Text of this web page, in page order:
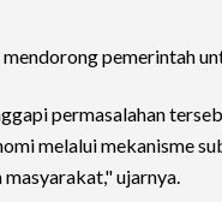
pemerintah
permasalahan
melalui mekanisme
ujarnya.